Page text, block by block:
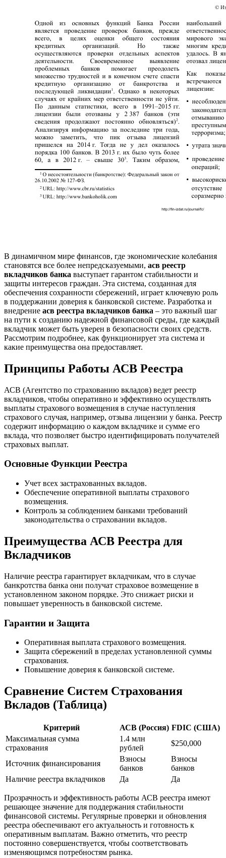
В динамичном мире финансов, где экономические колебания
становятся все более непредсказуемыми, асв реестр
вкладчиков банка выступает гарантом стабильности и
защиты интересов граждан. Эта система, созданная для
обеспечения сохранности сбережений, играет ключевую роль
в поддержании доверия к банковской системе. Разработка и
внедрение асв реестра вкладчиков банка – это важный шаг
на пути к созданию надежной финансовой среды, где каждый
вкладчик может быть уверен в безопасности своих средств.
Рассмотрим подробнее, как функционирует эта система и
какие преимущества она предоставляет.
Принципы Работы АСВ Реестра
АСВ (Агентство по страхованию вкладов) ведет реестр
вкладчиков, чтобы оперативно и эффективно осуществлять
выплаты страхового возмещения в случае наступления
страхового случая, например, отзыва лицензии у банка. Реестр
содержит информацию о каждом вкладчике и сумме его
вклада, что позволяет быстро идентифицировать получателей
страховых выплат.
Основные Функции Реестра
Учет всех застрахованных вкладов.
Обеспечение оперативной выплаты страхового
возмещения.
Контроль за соблюдением банками требований
законодательства о страховании вкладов.
Преимущества АСВ Реестра для
Вкладчиков
Наличие реестра гарантирует вкладчикам, что в случае
банкротства банка они получат страховое возмещение в
установленном законом порядке. Это снижает риски и
повышает уверенность в банковской системе.
Гарантии и Защита
Оперативная выплата страхового возмещения.
Защита сбережений в пределах установленной суммы
страхования.
Повышение доверия к банковской системе.
Сравнение Систем Страхования
Вкладов (Таблица)
Критерий АСВ (Россия) FDIC (США)
Максимальная сумма
страхования
1.4 млн
рублей
$250,000
Источник финансирования
Взносы
банков
Взносы
банков
Наличие реестра вкладчиков
Да Да
Прозрачность и эффективность работы АСВ реестра имеют
решающее значение для поддержания стабильности
финансовой системы. Регулярные проверки и обновления
реестра обеспечивают его актуальность и готовность к
оперативным выплатам. Важно отметить, что реестр
постоянно совершенствуется, чтобы соответствовать
изменяющимся потребностям рынка.